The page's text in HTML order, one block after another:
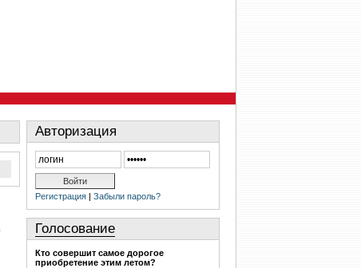
Авторизация
Регистрация | Забыли пароль?
Голосование
Кто совершит самое дорогое
приобретение этим летом?